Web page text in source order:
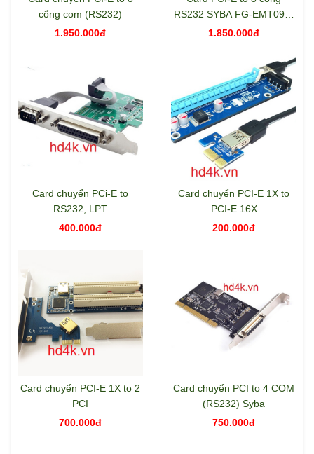
cổng com (RS232)
1.950.000đ
RS232 SYBA FG-EMT09A-
1-BC01
1.850.000đ
Card chuyển PCi-E to
RS232, LPT
400.000đ
Card chuyển PCI-E 1X to
PCI-E 16X
200.000đ
Card chuyển PCI-E 1X to 2
PCI
700.000đ
Card chuyển PCI to 4 COM
(RS232) Syba
750.000đ